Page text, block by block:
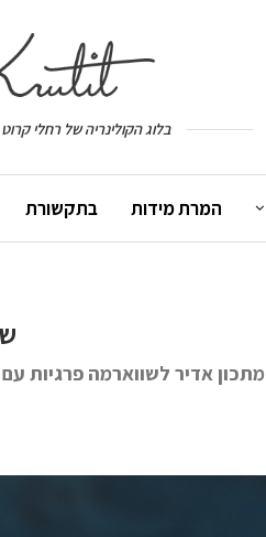
בלוג הקולינריה של רחלי
המרת מידות בתקשורת
מתכון אדיר לשווארמה פרגיות